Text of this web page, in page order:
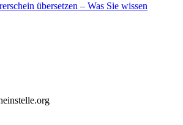
übersetzen – Was Sie wissen